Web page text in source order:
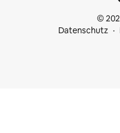
©
Datenschutz